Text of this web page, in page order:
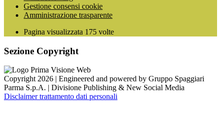
Gestione consensi cookie
Amministrazione trasparente
Pagina visualizzata 175 volte
Sezione Copyright
Copyright 2026 | Engineered and powered by Gruppo Spaggiari
Parma S.p.A. | Divisione Publishing & New Social Media
Disclaimer trattamento dati personali